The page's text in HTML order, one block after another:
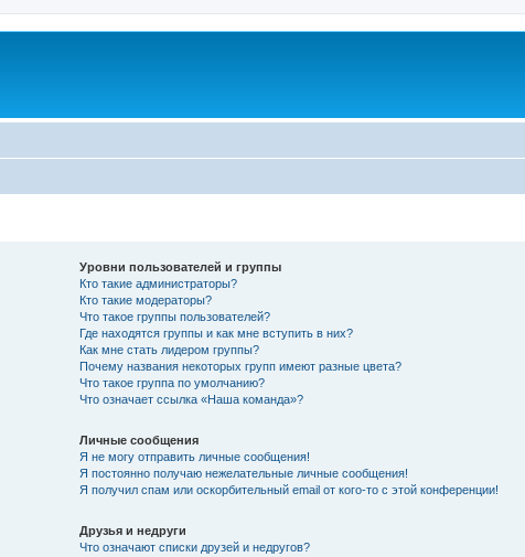
Уровни пользователей и группы
Кто такие администраторы?
Кто такие модераторы?
Что такое группы пользователей?
Где находятся группы и как мне вступить в них?
Как мне стать лидером группы?
Почему названия некоторых групп имеют разные цвета?
Что такое группа по умолчанию?
Что означает ссылка «Наша команда»?
Личные сообщения
Я не могу отправить личные сообщения!
Я постоянно получаю нежелательные личные сообщения!
Я получил спам или оскорбительный email от кого-то с этой конференции!
Друзья и недруги
Что означают списки друзей и недругов?